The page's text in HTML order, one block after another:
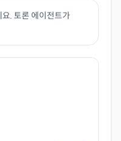
. 토론 에이전트가